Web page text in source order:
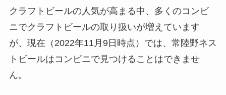
クラフトビールの人気が高まる中、多くのコンビ
ニでクラフトビールの取り扱いが増えています
が、現在（2022年11月9日時点）では、常陸野ネス
トビールはコンビニで見つけることはできませ
ん。